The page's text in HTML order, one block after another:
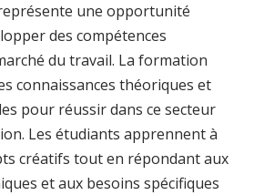
une opportunité
des compétences
du travail. La formation
connaissances théoriques et
pour réussir dans ce secteur
Les étudiants apprennent à
créatifs tout en répondant aux
et aux besoins spécifiques